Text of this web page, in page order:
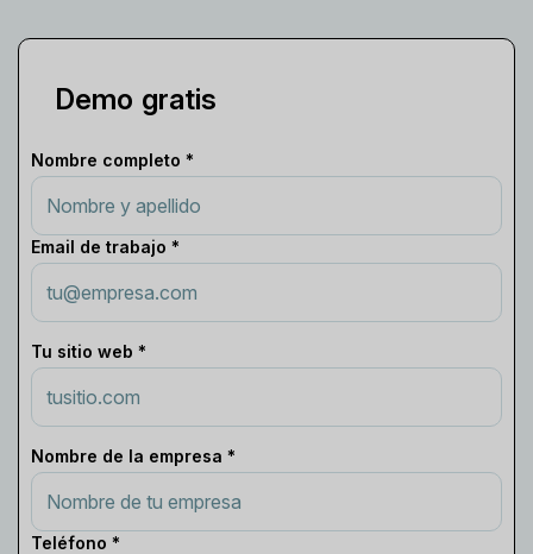
Demo gratis
Nombre completo *
Email de trabajo *
Tu sitio web *
Nombre de la empresa *
Teléfono *